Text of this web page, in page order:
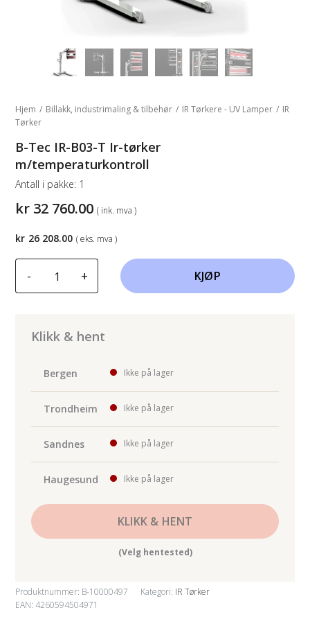
Hjem / Billakk, industrimaling & tilbehør / IR Tørkere - UV Lamper / IR
Tørker
B-Tec IR-B03-T Ir-tørker
m/temperaturkontroll
kr 32 760.00 ( ink. mva )
Antall i pakke: 1
-
tørker
m/temperaturkontroll
+ KJØP
Klikk & hent
Bergen Ikke på lager
Trondheim Ikke på lager
Sandnes Ikke på lager
Haugesund Ikke på lager
KLIKK & HENT
(Velg hentested)
Produktnummer: B-10000497 Kategori: IR Tørker
EAN: 4260594504971
kr 26 208.00 ( eks. mva )